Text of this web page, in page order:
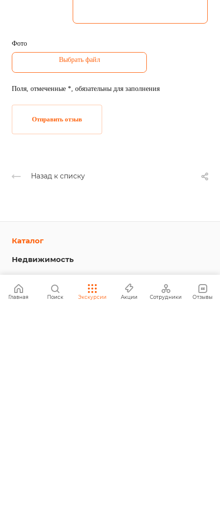
Фото
Поля, отмеченные *, обязательны для заполнения
Отправить отзыв
Назад к списку
Каталог
Недвижимость
Информация
Главная Поиск Экскурсии Акции Сотрудники Отзывы